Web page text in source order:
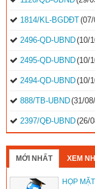
1814/KL-BGDĐT
2496-QD-UBND(10/
2495-QD-UBND(10/
2494-QD-UBND(10/
888/TB-UBND(31/
2397/QĐ-UBND(26/
MỚI NHẤT XEM
HỌP